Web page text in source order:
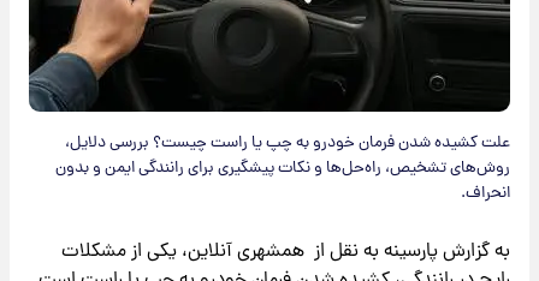
علت کشیده شدن فرمان خودرو به چپ یا راست چیست؟ بررسی دلایل،
روش‌های تشخیص، راه‌حل‌ها و نکات پیشگیری برای رانندگی ایمن و بدون
انحراف.
به گزارش پارسینه به نقل از همشهری آنلاین، یکی از مشکلات